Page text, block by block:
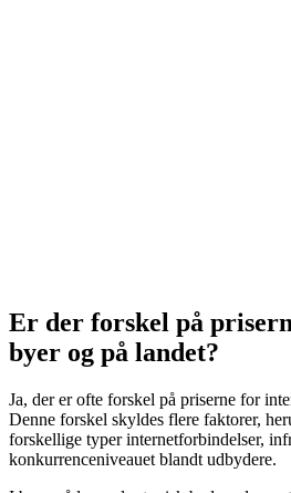
Er der forskel på
byer og på landet?
Ja, der er ofte forskel på priserne for
Denne forskel skyldes flere faktorer,
forskellige typer internetforbindelser,
konkurrenceniveauet blandt udbydere.